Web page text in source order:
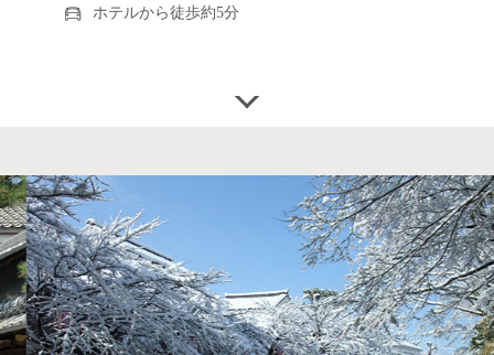
ホテルから徒歩約5分
https://moriyamayamamori.jp/